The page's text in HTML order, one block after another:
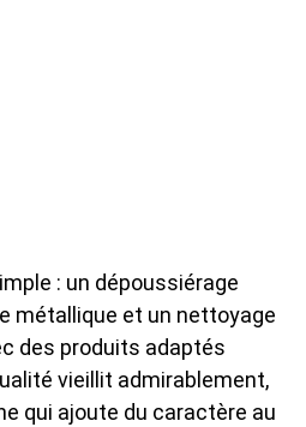
: un dépoussiérage
métallique et un nettoyage
des produits adaptés
vieillit admirablement,
qui ajoute du caractère au